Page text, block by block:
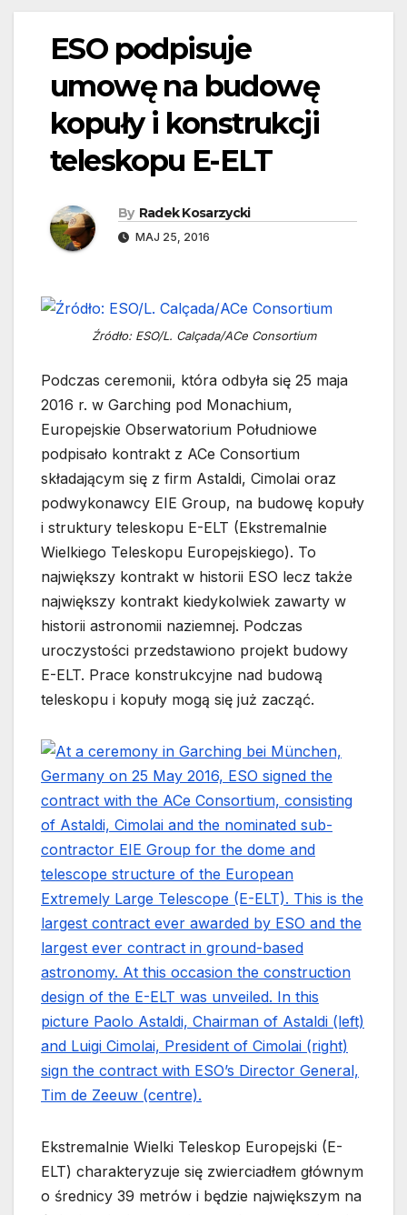
ESO podpisuje
umowę na budowę
kopuły i konstrukcji
teleskopu E-ELT
By Radek Kosarzycki
MAJ 25, 2016
Źródło: ESO/L. Calçada/ACe Consortium
Podczas ceremonii, która odbyła się 25 maja
2016 r. w Garching pod Monachium,
Europejskie Obserwatorium Południowe
podpisało kontrakt z ACe Consortium
składającym się z firm Astaldi, Cimolai oraz
podwykonawcy EIE Group, na budowę kopuły
i struktury teleskopu E-ELT (Ekstremalnie
Wielkiego Teleskopu Europejskiego). To
największy kontrakt w historii ESO lecz także
największy kontrakt kiedykolwiek zawarty w
historii astronomii naziemnej. Podczas
uroczystości przedstawiono projekt budowy
E-ELT. Prace konstrukcyjne nad budową
teleskopu i kopuły mogą się już zacząć.
Ekstremalnie Wielki Teleskop Europejski (E-
ELT) charakteryzuje się zwierciadłem głównym
o średnicy 39 metrów i będzie największym na